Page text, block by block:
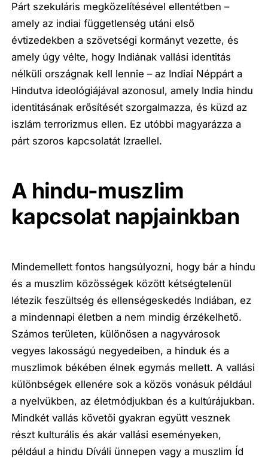
Párt szekuláris megközelítésével ellentétben –
amely az indiai függetlenség utáni első
évtizedekben a szövetségi kormányt vezette, és
amely úgy vélte, hogy Indiának vallási identitás
nélküli országnak kell lennie – az Indiai Néppárt a
Hindutva ideológiájával azonosul, amely India hindu
identitásának erősítését szorgalmazza, és küzd az
iszlám terrorizmus ellen. Ez utóbbi magyarázza a
párt szoros kapcsolatát Izraellel.
A hindu-muszlim
kapcsolat napjainkban
Mindemellett fontos hangsúlyozni, hogy bár a hindu
és a muszlim közösségek között kétségtelenül
létezik feszültség és ellenségeskedés Indiában, ez
a mindennapi életben a nem mindig érzékelhető.
Számos területen, különösen a nagyvárosok
vegyes lakosságú negyedeiben, a hinduk és a
muszlimok békében élnek egymás mellett. A vallási
különbségek ellenére sok a közös vonásuk például
a nyelvükben, az életmódjukban és a kultúrájukban.
Mindkét vallás követői gyakran együtt vesznek
részt kulturális és akár vallási eseményeken,
például a hindu Díváli ünnepen vagy a muszlim Íd